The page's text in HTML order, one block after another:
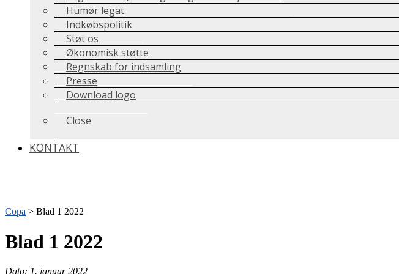
Humør legat
Indkøbspolitik
Støt os
Økonomisk støtte
Regnskab for indsamling
Presse
Download logo
Close
KONTAKT
Copa > Blad 1 2022
Blad 1 2022
Dato: 1. januar 2022